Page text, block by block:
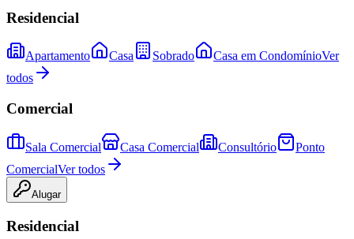
Residencial
Apartamento Casa Sobrado Casa em CondomínioVer
todos
Comercial
Sala Comercial Casa Comercial Consultório
Ponto
ComercialVer todos
Alugar
Residencial